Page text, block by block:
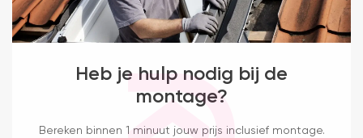
Heb je hulp nodig bij de
montage?
Bereken binnen 1 minuut jouw prijs inclusief montage.